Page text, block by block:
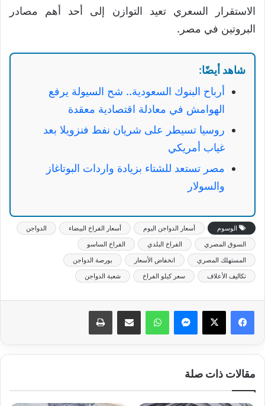
الاستقرار السعري تعيد التوازن إلى أحد أهم مصادر
البروتين في مصر.
شاهد أيضًا:
أرباح البنوك السعودية.. شح السيولة يرفع
الهوامش في معادلة اقتصادية معقدة
روسيا تسيطر على شريان نفط فنزويلا بعد
غياب أمريكي
مصر تستعد للشتاء بزيادة واردات البوتاغاز
والسولار
الوسوم أسعار الدواجن اليوم أسعار الفراخ البيضاء
الدواجن
السوق المصري
الفراخ البلدي
الفراخ الساسو
المستهلك المصري
انخفاض الأسعار
بورصة الدواجن
تكاليف الأعلاف
سعر كيلو الفراخ شعبة الدواجن
ماسنجر واتساب مشاركة عبر البريد طباعة
مقالات ذات صلة